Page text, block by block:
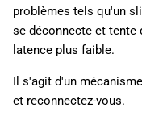
e
h
problèmes tels qu'un
se déconnecte et tente
latence plus faible.
Il s'agit d'un
et reconnectez-vous.